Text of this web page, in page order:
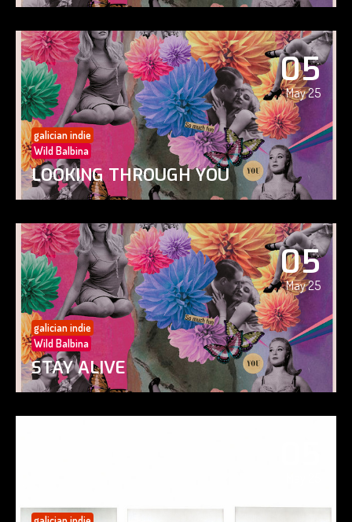
05
May 25
galician indie
Wild Balbina
LOOKING THROUGH YOU
05
May 25
galician indie
Wild Balbina
STAY ALIVE